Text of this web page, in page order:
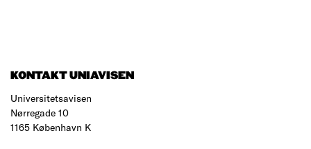
KONTAKT UNIAVISEN
Universitetsavisen
Nørregade 10
1165 København K